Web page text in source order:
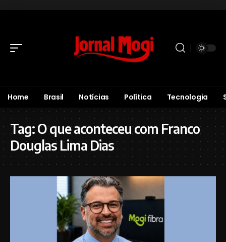
Home Brasil Notícias Política Tecnologia
Tag:O que aconteceu com Franco
Douglas Lima Dias